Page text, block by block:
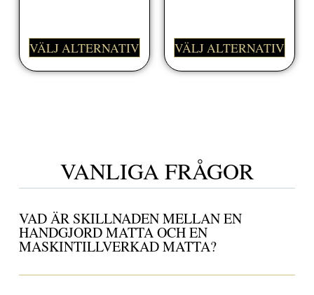
VÄLJ ALTERNATIV VÄLJ ALTERNATIV
VANLIGA FRÅGOR
VAD ÄR SKILLNADEN MELLAN EN
HANDGJORD MATTA OCH EN
MASKINTILLVERKAD MATTA?